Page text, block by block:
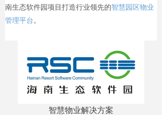
南生态软件园项目打造行业领先的智慧园区物业
管理平台。
智慧物业解决方案